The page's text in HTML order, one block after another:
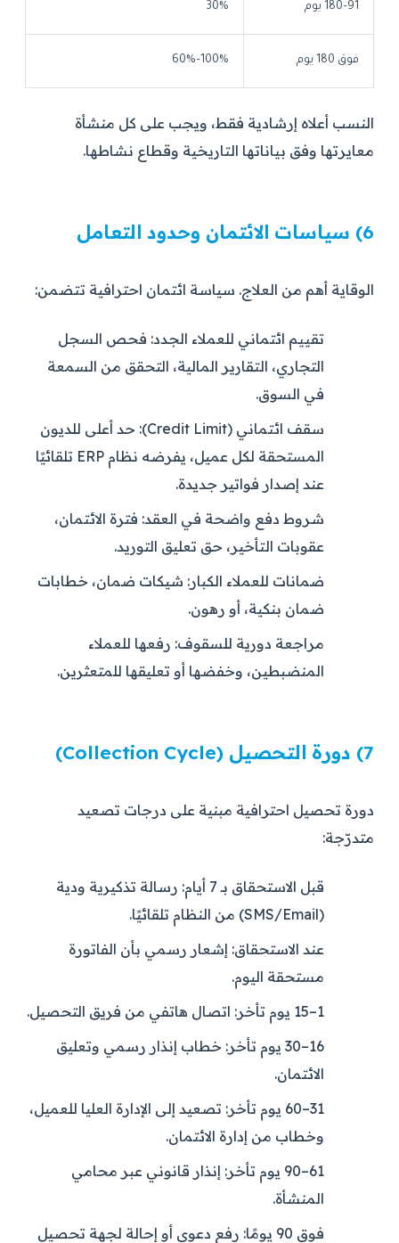
91–180 يوم 30%
فوق 180 يوم 60%–100%
النسب أعلاه إرشادية فقط، ويجب على كل منشأة
معايرتها وفق بياناتها التاريخية وقطاع نشاطها.
6) سياسات الائتمان وحدود التعامل
الوقاية أهم من العلاج. سياسة ائتمان احترافية تتضمن:
تقييم ائتماني للعملاء الجدد: فحص السجل
التجاري، التقارير المالية، التحقق من السمعة
في السوق.
سقف ائتماني (Credit Limit):
حد أعلى للديون
المستحقة لكل عميل، يفرضه نظام ERP تلقائيًا
عند إصدار فواتير جديدة.
شروط دفع واضحة في العقد: فترة الائتمان،
عقوبات التأخير، حق تعليق التوريد.
ضمانات للعملاء الكبار: شيكات ضمان، خطابات
ضمان بنكية، أو رهون.
مراجعة دورية للسقوف: رفعها للعملاء
المنضبطين، وخفضها أو تعليقها للمتعثرين.
7) دورة التحصيل (Collection Cycle)
دورة تحصيل احترافية مبنية على درجات تصعيد
متدرّجة:
قبل الاستحقاق بـ 7 أيام:
رسالة تذكيرية ودية
(SMS/Email) من النظام تلقائيًا.
عند الاستحقاق: إشعار رسمي بأن الفاتورة
مستحقة اليوم.
1–15 يوم تأخر:
اتصال هاتفي من فريق التحصيل.
16–30 يوم تأخر:
خطاب إنذار رسمي وتعليق
الائتمان.
31–60 يوم تأخر:
تصعيد إلى الإدارة العليا للعميل،
وخطاب من إدارة الائتمان.
61–90 يوم تأخر:
إنذار قانوني عبر محامي
المنشأة.
فوق 90 يومًا:
رفع دعوى أو إحالة لجهة تحصيل